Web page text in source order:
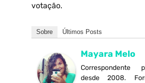
votação.
Sobre Últimos Posts
Mayara Melo
Correspondente
desde 2008.